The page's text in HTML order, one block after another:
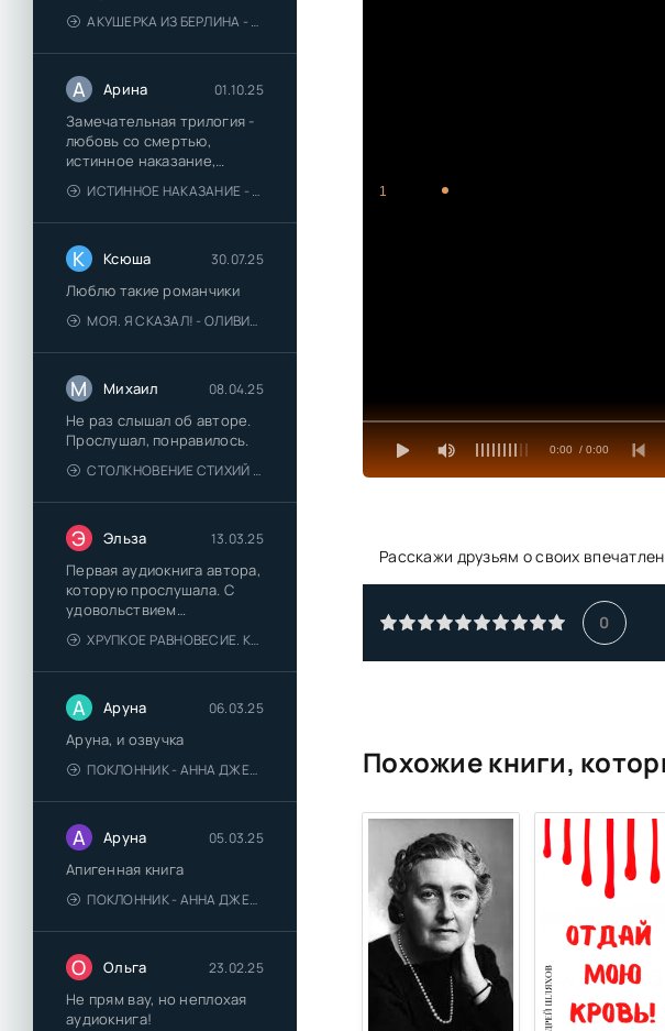
АКУШЕРКА ИЗ БЕРЛИНА - АННА СТЮАРТ
А Арина 01.10.25
Замечательная трилогия -
любовь со смертью,
истинное наказание,
любимая для монстра -
понравились
ИСТИННОЕ НАКАЗАНИЕ - ОЛЬГА ГУСЕЙНОВА
К Ксюша 30.07.25
Люблю такие романчики
МОЯ. Я СКАЗАЛ! - ОЛИВИЯ ЛЕЙК
М Михаил 08.04.25
Не раз слышал об авторе.
Прослушал, понравилось.
СТОЛКНОВЕНИЕ СТИХИЙ - ВАЛЕРИЙ ГУМИНСКИЙ
Э Эльза 13.03.25
Первая аудиокнига автора,
которую прослушала. С
удовольствием
познакомлюсь и с другими.
ХРУПКОЕ РАВНОВЕСИЕ. КНИГА 1 - АНА ШЕРРИ
А Аруна 06.03.25
Аруна, и озвучка
ПОКЛОННИК - АННА ДЖЕЙН
А Аруна 05.03.25
Апигенная книга
ПОКЛОННИК - АННА ДЖЕЙН
О Ольга 23.02.25
Не прям вау, но неплохая
аудиокнига!
0:00 / 0:00
1
Расскажи друзьям о своих
0
Похожие книги,